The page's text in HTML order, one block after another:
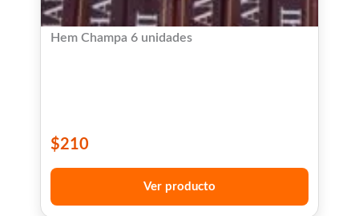
Hem Champa 6 unidades
$210
Ver producto